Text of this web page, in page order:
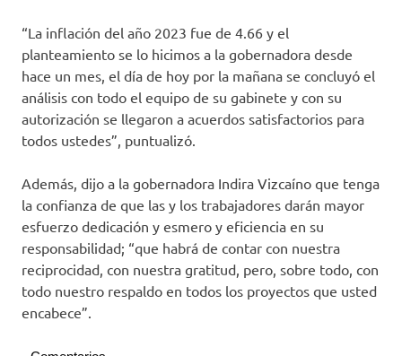
“La inflación del año 2023 fue de 4.66 y el
planteamiento se lo hicimos a la gobernadora desde
hace un mes, el día de hoy por la mañana se concluyó el
análisis con todo el equipo de su gabinete y con su
autorización se llegaron a acuerdos satisfactorios para
todos ustedes”, puntualizó.
Además, dijo a la gobernadora Indira Vizcaíno que tenga
la confianza de que las y los trabajadores darán mayor
esfuerzo dedicación y esmero y eficiencia en su
responsabilidad; “que habrá de contar con nuestra
reciprocidad, con nuestra gratitud, pero, sobre todo, con
todo nuestro respaldo en todos los proyectos que usted
encabece”.